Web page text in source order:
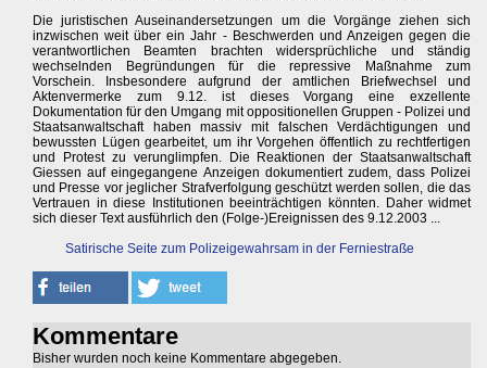
Die juristischen Auseinandersetzungen um die Vorgänge ziehen sich
inzwischen weit über ein Jahr - Beschwerden und Anzeigen gegen die
verantwortlichen Beamten brachten widersprüchliche und ständig
wechselnden Begründungen für die repressive Maßnahme zum
Vorschein. Insbesondere aufgrund der amtlichen Briefwechsel und
Aktenvermerke zum 9.12. ist dieses Vorgang eine exzellente
Dokumentation für den Umgang mit oppositionellen Gruppen - Polizei und
Staatsanwaltschaft haben massiv mit falschen Verdächtigungen und
bewussten Lügen gearbeitet, um ihr Vorgehen öffentlich zu rechtfertigen
und Protest zu verunglimpfen. Die Reaktionen der Staatsanwaltschaft
Giessen auf eingegangene Anzeigen dokumentiert zudem, dass Polizei
und Presse vor jeglicher Strafverfolgung geschützt werden sollen, die das
Vertrauen in diese Institutionen beeinträchtigen könnten. Daher widmet
sich dieser Text ausführlich den (Folge-)Ereignissen des 9.12.2003 ...
Satirische Seite zum Polizeigewahrsam in der Ferniestraße
Kommentare
Bisher wurden noch keine Kommentare abgegeben.